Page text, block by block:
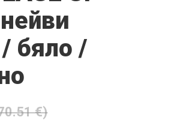
бяло /
€)